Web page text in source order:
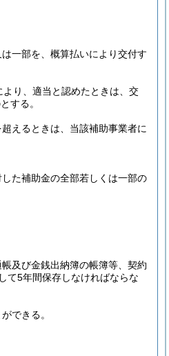
一部を、概算払いにより交付す
り、適当と認めたときは、交
する。
えるときは、当該補助事業者に
た補助金の全部若しくは一部の
及び金銭出納簿の帳簿等、契約
て5年間保存しなければならな
できる。